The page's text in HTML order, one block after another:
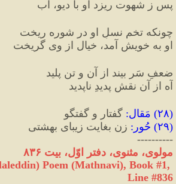
پس ز شهوت ریزد او با دیو، آب
چونکه تخمِ نسلِ او در شوره ریخت
او به خویش آمد، خیال از وی گریخت
ضعفِ سَر بیند از آن و تن پلید
آه از آن نقشِ پدیدِ ناپدید
(۲۸) مَقال: گفتار و گفتگو
(۲۹) حُور : زن بغایت زیبای بهشتی
----------
مولوی، مثنوی، دفتر اوّل، بیت ۸۳۶
Poem (Mathnavi), Book #1,
Line #836